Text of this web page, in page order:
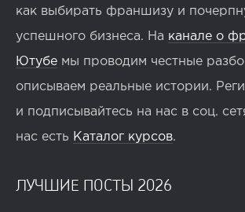
как выбирать франшизу и
успешного бизнеса. На канале о
Ютубе мы проводим честные
описываем реальные истории.
и подписывайтесь на нас в соц.
нас есть Каталог курсов.
ЛУЧШИЕ ПОСТЫ 2026